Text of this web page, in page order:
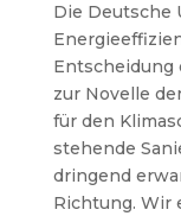
Die Deutsche
Entscheidung
zur Novelle
für den
stehende
dringend
Richtung. Wir